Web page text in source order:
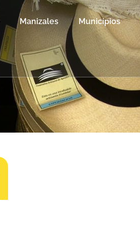
Manizales Municipios